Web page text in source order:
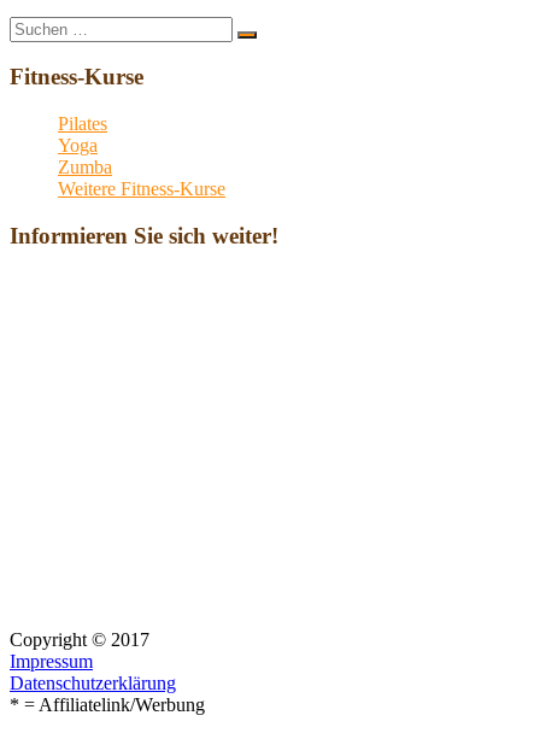
Suche
nach:
Suchen
Fitness-Kurse
Pilates
Yoga
Zumba
Weitere Fitness-Kurse
Informieren Sie sich weiter!
Copyright © 2017
Impressum
Datenschutzerklärung
* = Affiliatelink/Werbung